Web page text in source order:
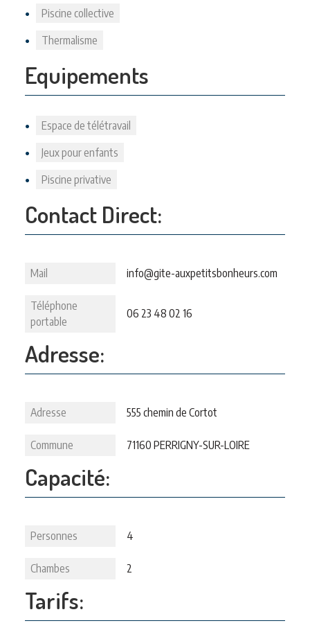
Piscine collective
Thermalisme
Equipements
Espace de télétravail
Jeux pour enfants
Piscine privative
Contact Direct:
Mail info@gite-auxpetitsbonheurs.com
Téléphone
portable
06 23 48 02 16
Adresse:
Adresse 555 chemin de Cortot
Commune 71160 PERRIGNY-SUR-LOIRE
Capacité:
Personnes 4
Chambes 2
Tarifs: